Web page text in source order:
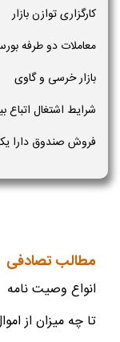
کارگزاری توازن بازار
معاملات دو طرفه
بازار خرسی و گاوی
شرایط اشتغال اتباع
فروش صندوق دارا
مطالب تصادفی
انواع وصیت نامه
تا چه میزان از